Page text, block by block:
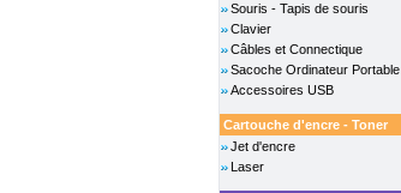
Souris - Tapis de souris
Clavier
Câbles et Connectique
Sacoche Ordinateur Portable
Accessoires USB
Cartouche d'encre - Toner
Jet d'encre
Laser